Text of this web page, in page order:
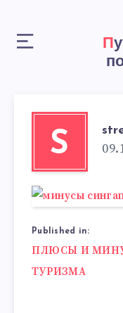
Путеводитель
S
Published in:
Навигация
по
ПЛЮСЫ И
ТУРИЗМА